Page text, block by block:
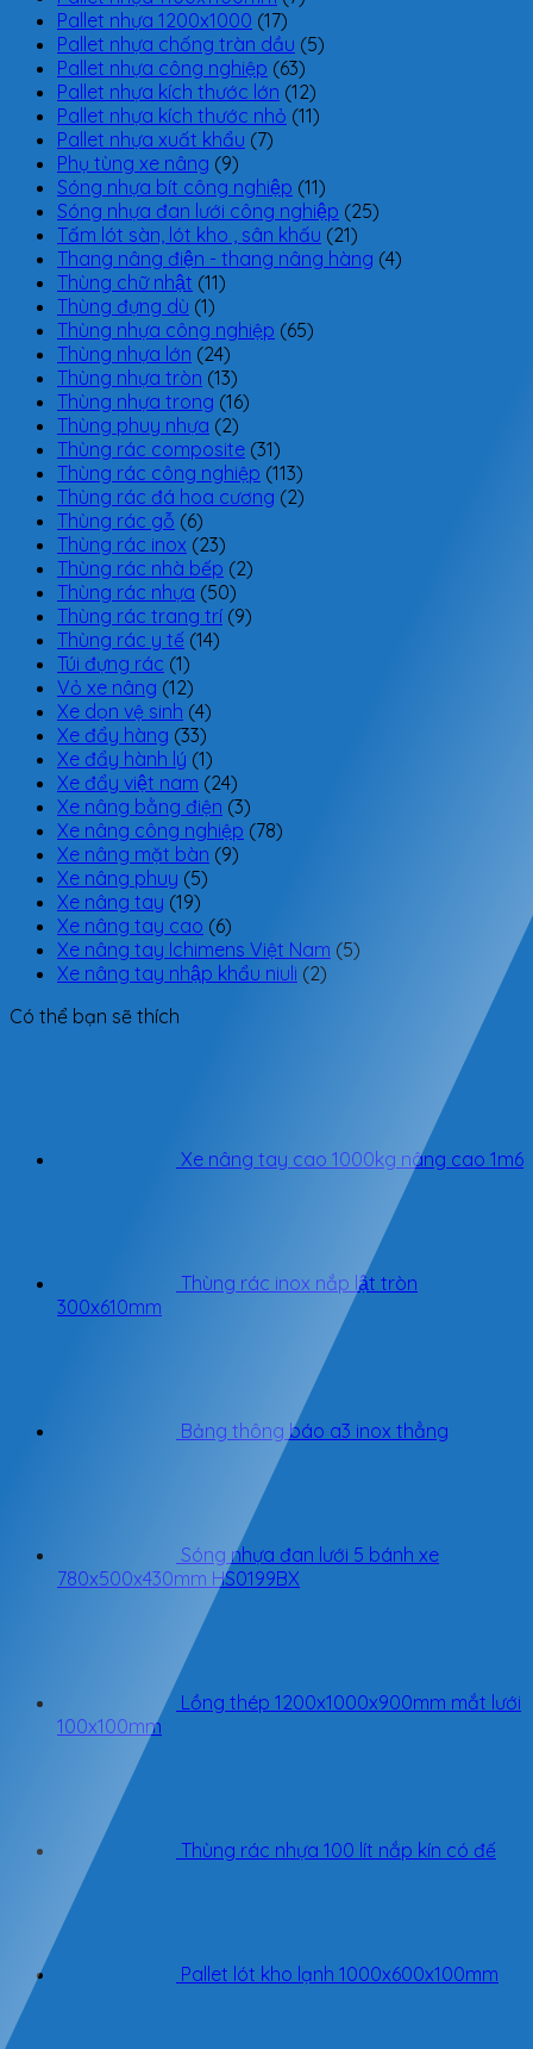
Pallet nhựa 1200x1000 (17)
Pallet nhựa chống tràn dầu (5)
Pallet nhựa công nghiệp (63)
Pallet nhựa kích thước lớn (12)
Pallet nhựa kích thước nhỏ (11)
Pallet nhựa xuất khẩu (7)
Phụ tùng xe nâng (9)
Sóng nhựa bít công nghiệp (11)
Sóng nhựa đan lưới công nghiệp (25)
Tấm lót sàn, lót kho , sân khấu (21)
Thang nâng điện - thang nâng hàng (4)
Thùng chữ nhật (11)
Thùng đựng dù (1)
Thùng nhựa công nghiệp (65)
Thùng nhựa lớn (24)
Thùng nhựa tròn (13)
Thùng nhựa trong (16)
Thùng phuy nhựa (2)
Thùng rác composite (31)
Thùng rác công nghiệp (113)
Thùng rác đá hoa cương (2)
Thùng rác gỗ (6)
Thùng rác inox (23)
Thùng rác nhà bếp (2)
Thùng rác nhựa (50)
Thùng rác trang trí (9)
Thùng rác y tế (14)
Túi đựng rác (1)
Vỏ xe nâng (12)
Xe dọn vệ sinh (4)
Xe đẩy hàng (33)
Xe đẩy hành lý (1)
Xe đẩy việt nam (24)
Xe nâng bằng điện (3)
Xe nâng công nghiệp (78)
Xe nâng mặt bàn (9)
Xe nâng phuy (5)
Xe nâng tay (19)
Xe nâng tay cao (6)
Xe nâng tay Ichimens Việt Nam (5)
Xe nâng tay nhập khẩu niuli (2)
Có thể bạn sẽ thích
Xe nâng tay cao 1000kg nâng cao 1m6
Thùng rác inox nắp lật tròn
300x610mm
Bảng thông báo a3 inox thẳng
Sóng nhựa đan lưới 5 bánh xe
780x500x430mm HS0199BX
Lồng thép 1200x1000x900mm mắt lưới
100x100mm
Thùng rác nhựa 100 lít nắp kín có đế
Pallet lót kho lạnh 1000x600x100mm